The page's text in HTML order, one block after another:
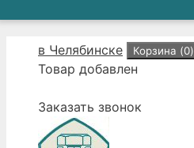
Перейтив Челябинске Корзина (0)
Товар добавлен
Заказать звонок